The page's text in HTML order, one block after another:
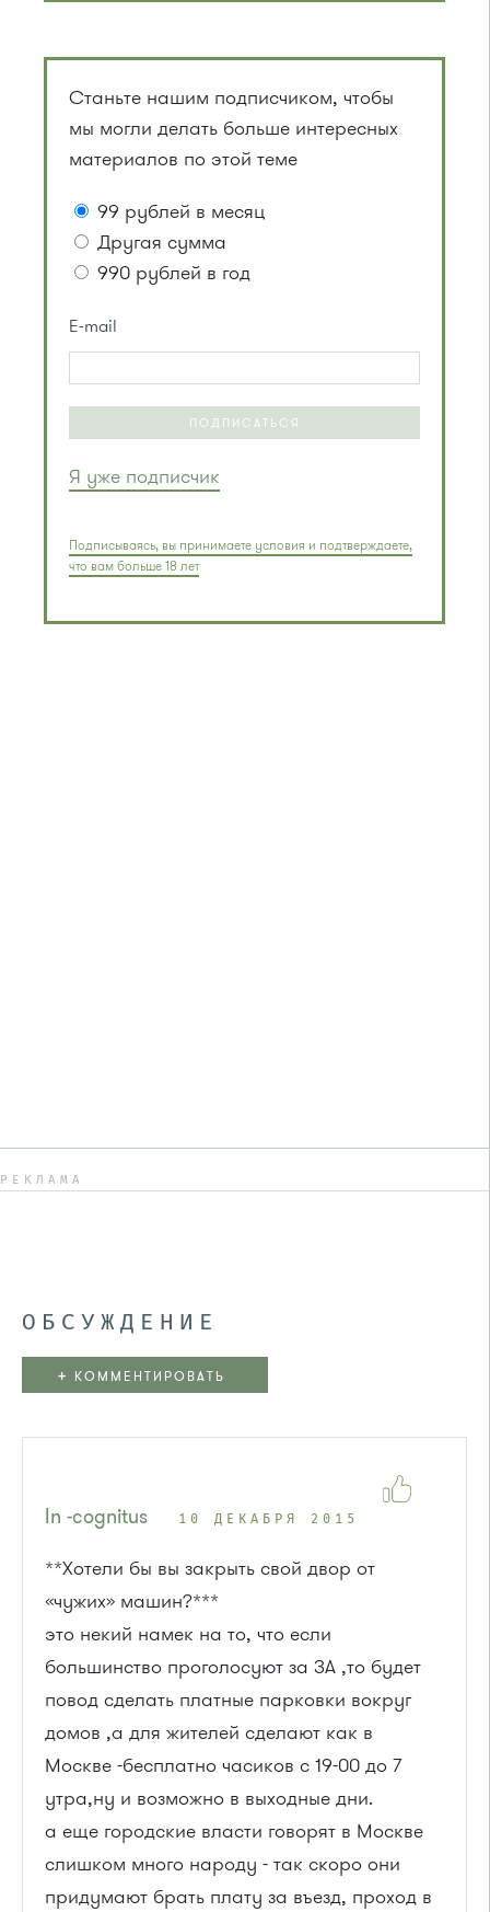
Станьте нашим подписчиком, чтобы
мы могли делать больше интересных
материалов по этой теме
99 рублей в месяц
Другая сумма
990 рублей в год
E-mail
ПОДПИСАТЬСЯ
Я уже подписчик
Подписываясь, вы принимаете условия и подтверждаете,
что вам больше 18 лет
РЕКЛАМА
ОБСУЖДЕНИЕ
+ КОММЕНТИРОВАТЬ
In -cognitus 10 ДЕКАБРЯ 2015
**Хотели бы вы закрыть свой двор от
«чужих» машин?***
это некий намек на то, что если
большинство проголосуют за ЗА ,то будет
повод сделать платные парковки вокруг
домов ,а для жителей сделают как в
Москве -бесплатно часиков с 19-00 до 7
утра,ну и возможно в выходные дни.
а еще городские власти говорят в Москве
слишком много народу - так скоро они
придумают брать плату за въезд, проход в